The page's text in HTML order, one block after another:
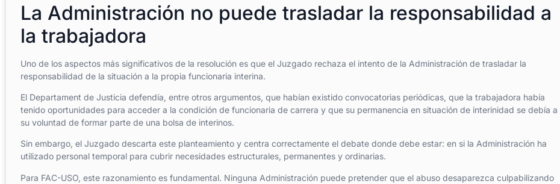
La Administración no puede trasladar la responsabilidad a
la trabajadora
Uno de los aspectos más significativos de la resolución es que el Juzgado rechaza el intento de la Administración de trasladar la
responsabilidad de la situación a la propia funcionaria interina.
El Departament de Justicia defendía, entre otros argumentos, que habían existido convocatorias periódicas, que la trabajadora había
tenido oportunidades para acceder a la condición de funcionaria de carrera y que su permanencia en situación de interinidad se debía a
su voluntad de formar parte de una bolsa de interinos.
Sin embargo, el Juzgado descarta este planteamiento y centra correctamente el debate donde debe estar: en si la Administración ha
utilizado personal temporal para cubrir necesidades estructurales, permanentes y ordinarias.
Para FAC-USO, este razonamiento es fundamental. Ninguna Administración puede pretender que el abuso desaparezca culpabilizando